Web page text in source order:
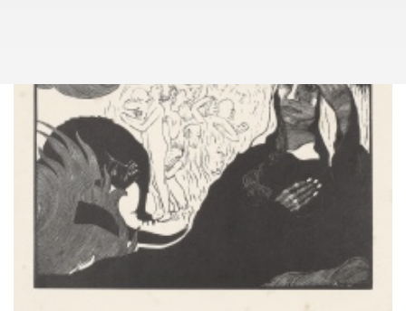
141
CYRIL BOUDA(1901 - 1984)
CIGARETA, NEDATOVÁNO
litografie | 12 x 8,7 cm | sign. C. Bouda
STARTING PRICE:
SOLD FOR:550 CZK